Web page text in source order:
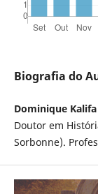
Biografia do
Dominique Kalifa
Doutor em
Sorbonne).